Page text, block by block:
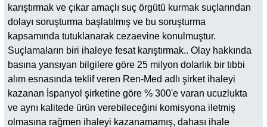
karıştırmak ve çıkar amaçlı suç örgütü kurmak suçlarından
dolayı soruşturma başlatılmış ve bu soruşturma
kapsamında tutuklanarak cezaevine konulmuştur.
Suçlamaların biri ihaleye fesat karıştırmak.. Olay hakkında
basına yansıyan bilgilere göre 25 milyon dolarlık bir tıbbi
alım esnasında teklif veren Ren-Med adlı şirket ihaleyi
kazanan İspanyol şirketine göre % 300'e varan ucuzlukta
ve aynı kalitede ürün verebileceğini komisyona iletmiş
olmasına rağmen ihaleyi kazanamamış, dahası ihale